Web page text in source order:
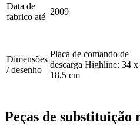
Data de
fabrico até
2009
Dimensões
/ desenho
Placa de comando de
descarga Highline: 34 x
18,5 cm
Peças de substituição